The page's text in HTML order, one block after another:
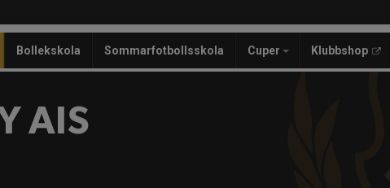
Bollekskola Sommarfotbollsskola Cuper Klubbshop
AIS